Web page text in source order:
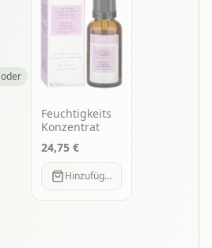
oder
Feuchtigkeits
Konzentrat
24,75 €
Hinzufügen